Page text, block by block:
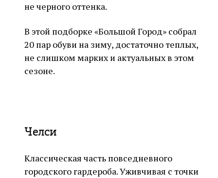
не черного оттенка.
В этой подборке «Большой Город» собрал
20 пар обуви на зиму, достаточно теплых,
не слишком марких и актуальных в этом
сезоне.
Челси
Классическая часть повседневного
городского гардероба. Уживчивая с точки